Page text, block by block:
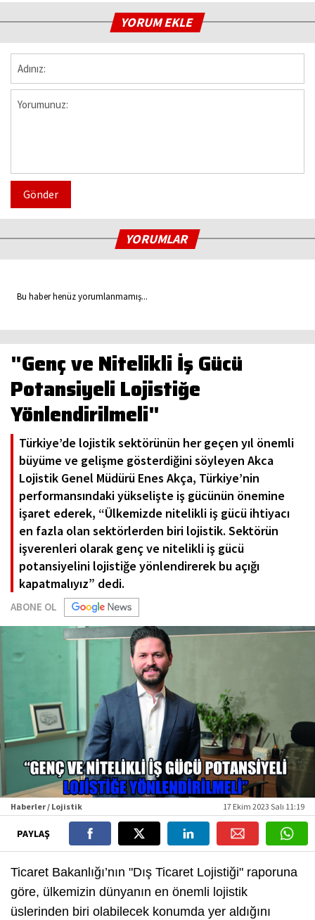
YORUM EKLE
Gönder
YORUMLAR
Bu haber henüz yorumlanmamış...
"Genç ve Nitelikli İş Gücü
Potansiyeli Lojistiğe
Yönlendirilmeli"
Türkiye’de lojistik sektörünün her geçen yıl önemli
büyüme ve gelişme gösterdiğini söyleyen Akca
Lojistik Genel Müdürü Enes Akça, Türkiye’nin
performansındaki yükselişte iş gücünün önemine
işaret ederek, “Ülkemizde nitelikli iş gücü ihtiyacı
en fazla olan sektörlerden biri lojistik. Sektörün
işverenleri olarak genç ve nitelikli iş gücü
potansiyelini lojistiğe yönlendirerek bu açığı
kapatmalıyız” dedi.
ABONE OL
Haberler / Lojistik 17 Ekim 2023 Salı 11:19
PAYLAŞ
Ticaret Bakanlığı’nın "Dış Ticaret Lojistiği" raporuna
göre, ülkemizin dünyanın en önemli lojistik
üslerinden biri olabilecek konumda yer aldığını